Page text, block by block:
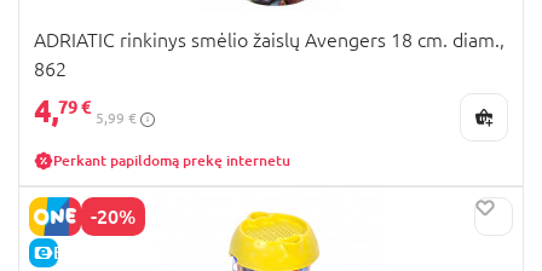
ADRIATIC rinkinys smėlio žaislų Avengers 18 cm. diam.,
862
4,79 €
5,99 €
Perkant papildomą prekę internetu
-20%
E-KAINA